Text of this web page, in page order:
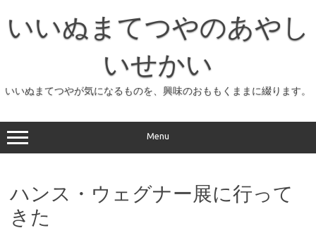
プ
いいぬまてつやのあやし
いせかい
いいぬまてつやが気になるものを、興味のおももくままに綴ります。
Menu
ハンス・ウェグナー展に行って
きた